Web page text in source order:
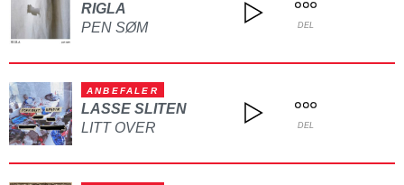
RIGLA
PEN SØM
DEL
ANBEFALER
LASSE SLITEN
LITT OVER
DEL